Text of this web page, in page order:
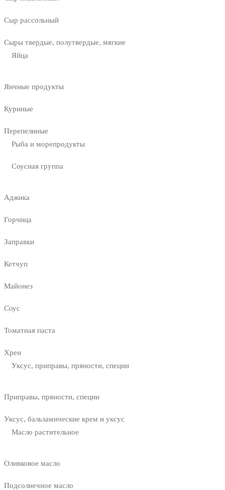
Сыр рассольный
Сыры твердые, полутвердые, мягкие
Яйца
Яичные продукты
Куриные
Перепелиные
Рыба и морепродукты
Соусная группа
Аджика
Горчица
Заправки
Кетчуп
Майонез
Соус
Томатная паста
Хрен
Уксус, приправы, пряности, специи
Приправы, пряности, специи
Уксус, бальзамические крем и уксус
Масло растительное
Оливковое масло
Подсолнечное масло